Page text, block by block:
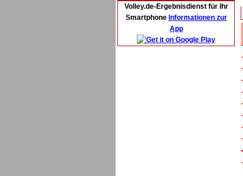
Volley.de-Ergebnisdienst für Ihr
Smartphone Informationen zur
App